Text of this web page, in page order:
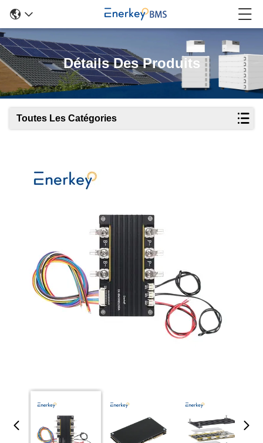
Détails Des Produits
Toutes Les Catégories